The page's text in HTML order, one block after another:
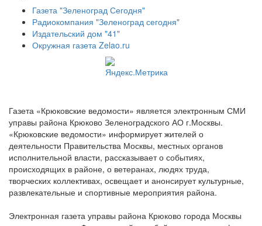
Газета "Зеленоград Сегодня"
Радиокомпания "Зеленоград сегодня"
Издательский дом "41"
Окружная газета Zelao.ru
Газета «Крюковские ведомости» является электронным СМИ
управы района Крюково Зеленоградского АО г.Москвы.
«Крюковские ведомости» информирует жителей о
деятельности Правительства Москвы, местных органов
исполнительной власти, рассказывает о событиях,
происходящих в районе, о ветеранах, людях труда,
творческих коллективах, освещает и анонсирует культурные,
развлекательные и спортивные мероприятия района.
Электронная газета управы района Крюково города Москвы